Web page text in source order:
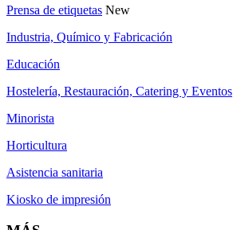
Prensa de etiquetas New
Industria, Químico y Fabricación
Educación
Hostelería, Restauración, Catering y Eventos
Minorista
Horticultura
Asistencia sanitaria
Kiosko de impresión